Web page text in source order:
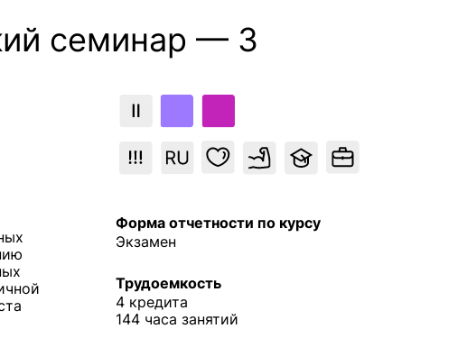
семинар — 3
Форма отчетности по курсу
Экзамен
Трудоемкость
4 кредита
144 часа занятий